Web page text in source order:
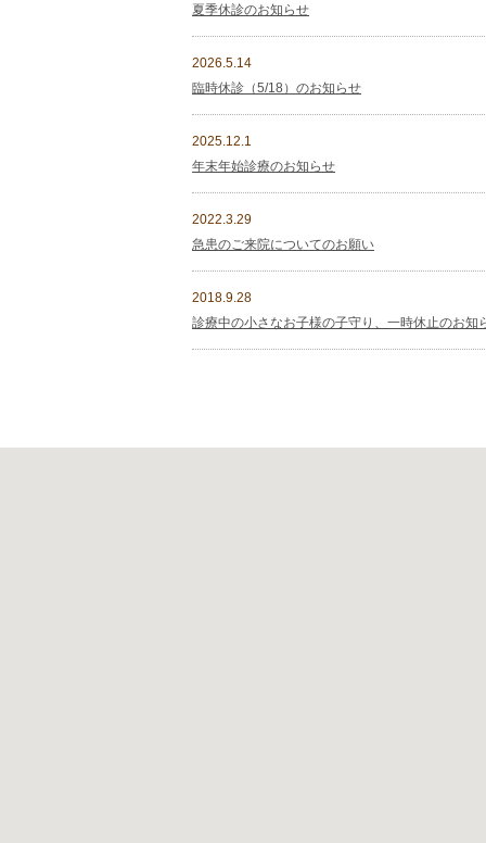
夏季休診のお知らせ
2026.5.14
臨時休診（5/18）のお知らせ
2025.12.1
年末年始診療のお知らせ
2022.3.29
急患のご来院についてのお願い
2018.9.28
診療中の小さなお子様の子守り、一時休止のお知